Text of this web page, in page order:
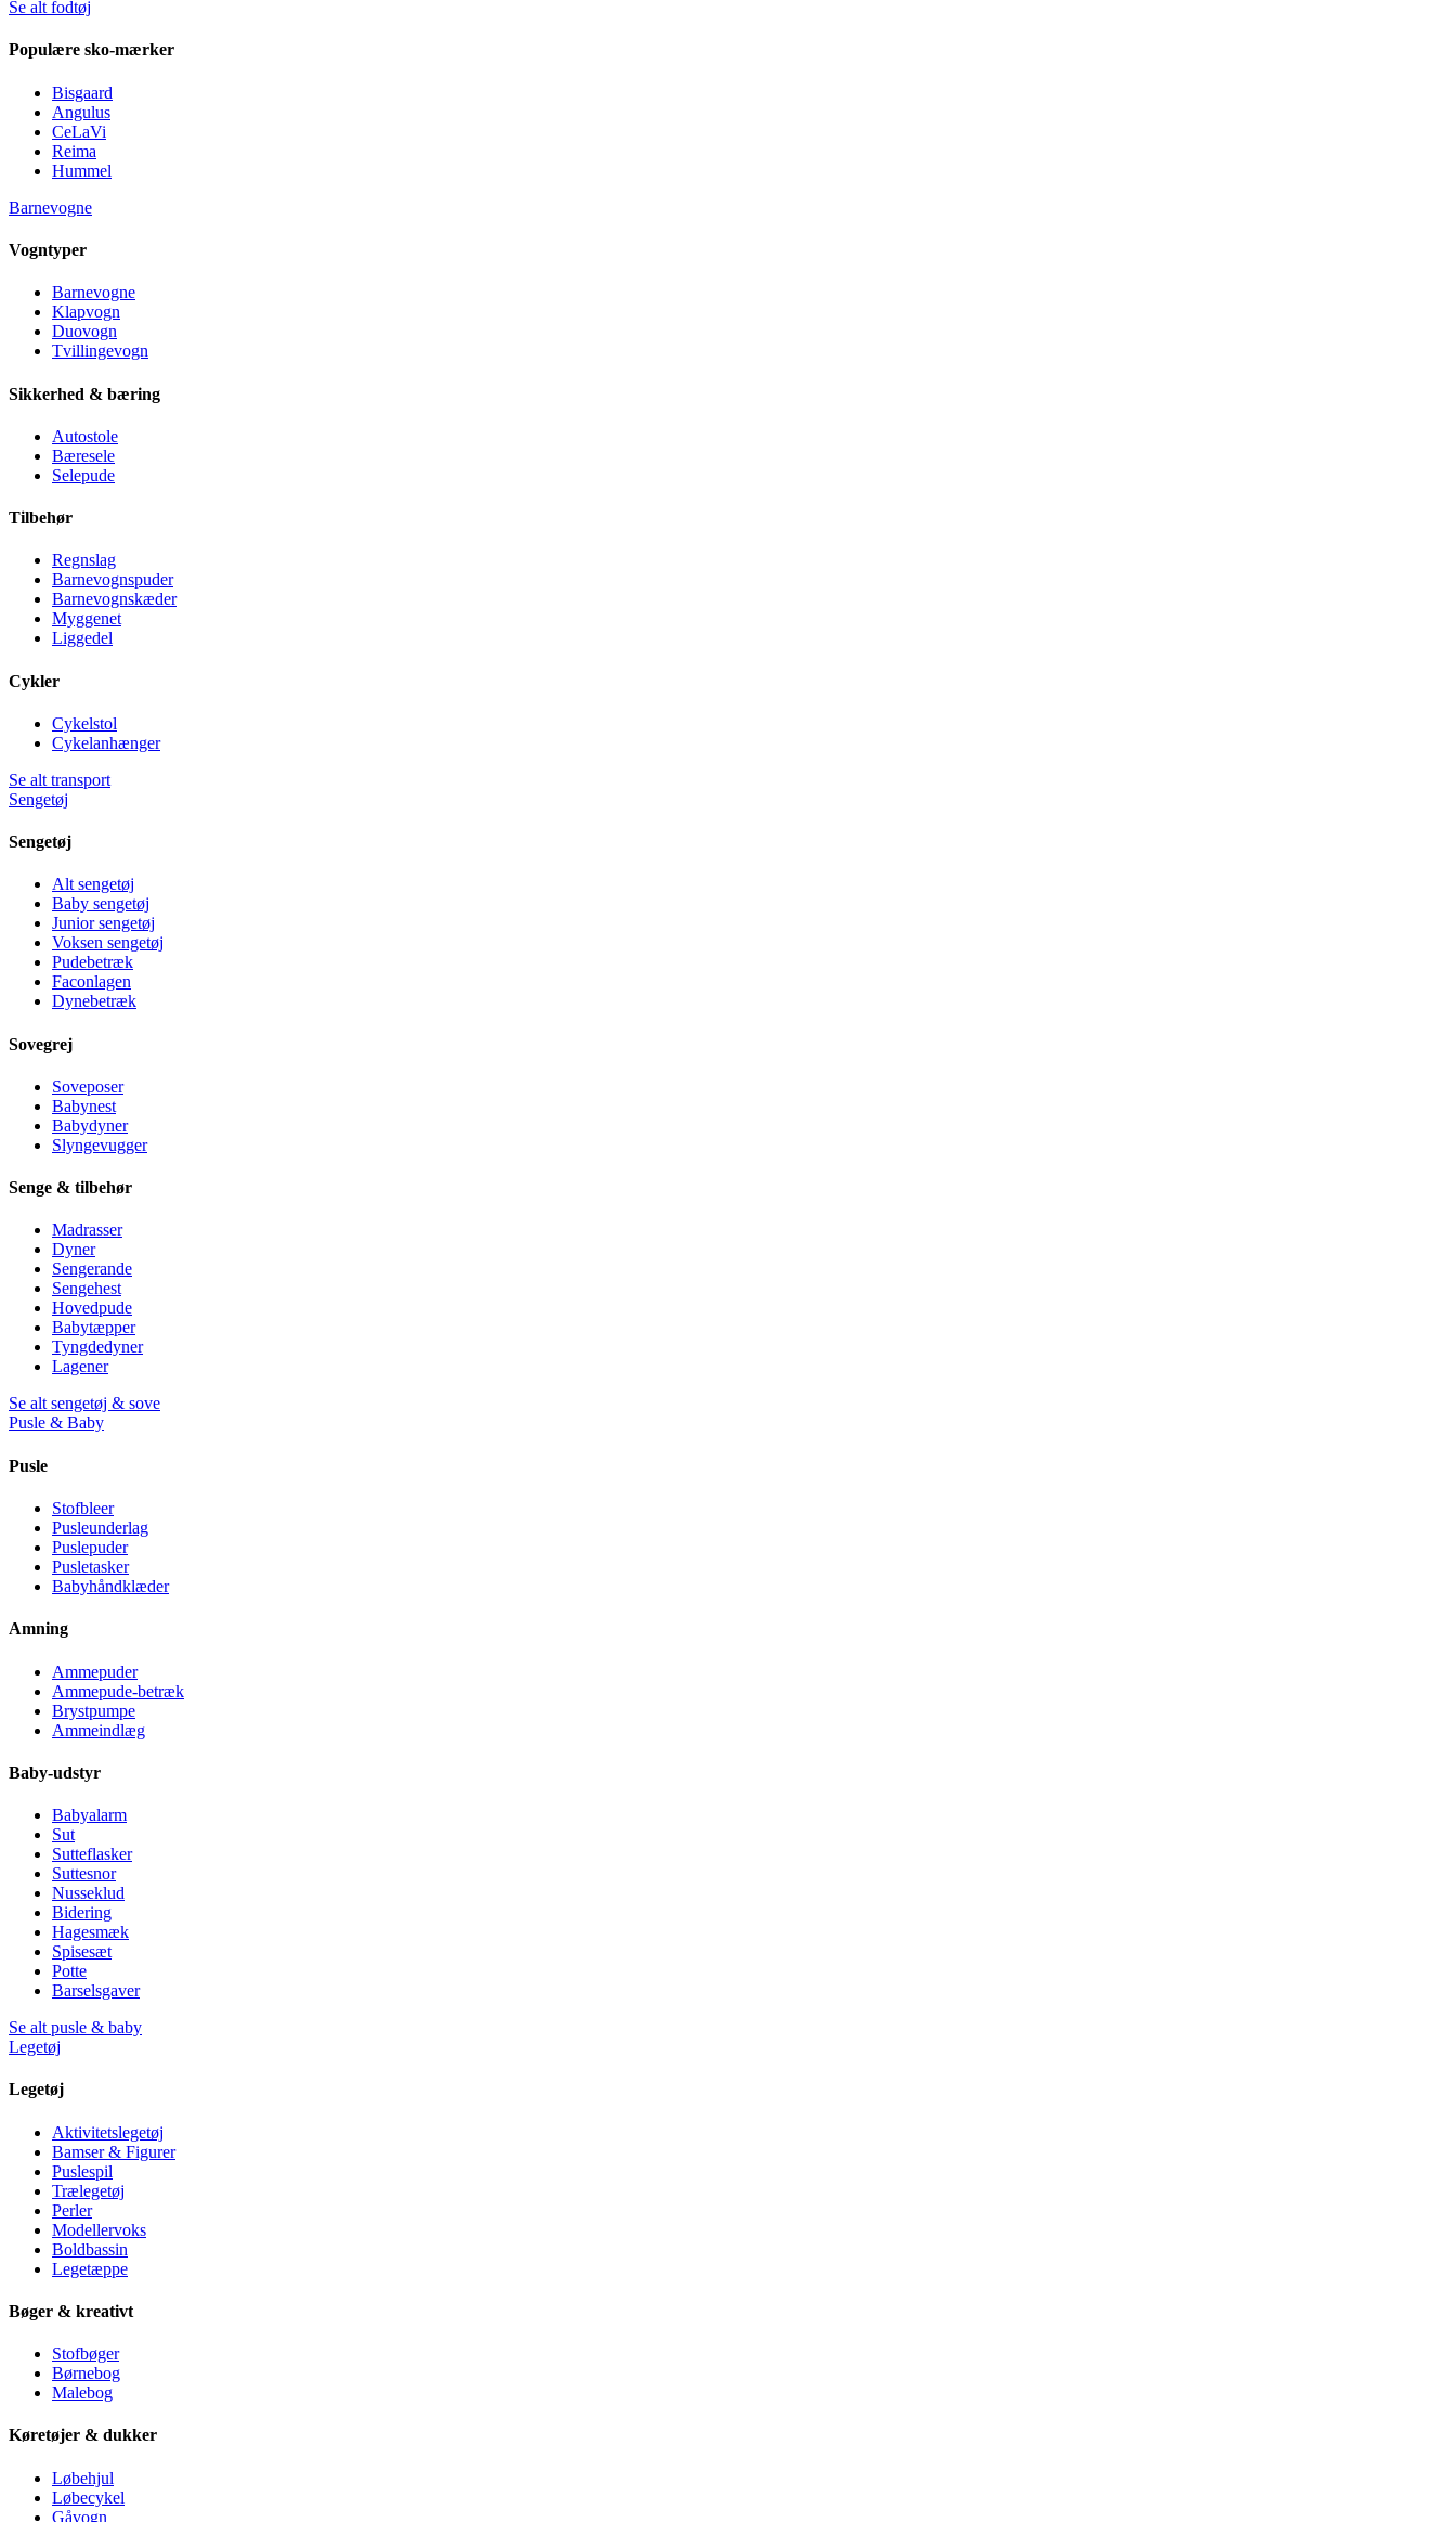
Se alt fodtøj
Populære sko-mærker
Bisgaard
Angulus
CeLaVi
Reima
Hummel
Barnevogne
Vogntyper
Barnevogne
Klapvogn
Duovogn
Tvillingevogn
Sikkerhed & bæring
Autostole
Bæresele
Selepude
Tilbehør
Regnslag
Barnevognspuder
Barnevognskæder
Myggenet
Liggedel
Cykler
Cykelstol
Cykelanhænger
Se alt transport
Sengetøj
Sengetøj
Alt sengetøj
Baby sengetøj
Junior sengetøj
Voksen sengetøj
Pudebetræk
Faconlagen
Dynebetræk
Sovegrej
Soveposer
Babynest
Babydyner
Slyngevugger
Senge & tilbehør
Madrasser
Dyner
Sengerande
Sengehest
Hovedpude
Babytæpper
Tyngdedyner
Lagener
Se alt sengetøj & sove
Pusle & Baby
Pusle
Stofbleer
Pusleunderlag
Puslepuder
Pusletasker
Babyhåndklæder
Amning
Ammepuder
Ammepude-betræk
Brystpumpe
Ammeindlæg
Baby-udstyr
Babyalarm
Sut
Sutteflasker
Suttesnor
Nusseklud
Bidering
Hagesmæk
Spisesæt
Potte
Barselsgaver
Se alt pusle & baby
Legetøj
Legetøj
Aktivitetslegetøj
Bamser & Figurer
Puslespil
Trælegetøj
Perler
Modellervoks
Boldbassin
Legetæppe
Bøger & kreativt
Stofbøger
Børnebog
Malebog
Køretøjer & dukker
Løbehjul
Løbecykel
Gåvogn